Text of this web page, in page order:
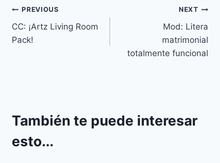
Navegación
de
PREVIOUS
CC: ¡Artz Living Room
Pack!
NEXT
Mod: Litera
matrimonial
totalmente funcional
También te puede interesar
esto...